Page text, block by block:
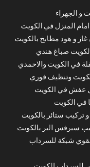
و الجهراء
المنزل في الكويت
و هود مطابخ بالكويت
صباغ هندي
في الكويت والاحمدي
وتنظيف فوري
عفش في الكويت
في الكويت
ستائر بالكويت
سيرفس البر بالكويت
شبكة للسرداب